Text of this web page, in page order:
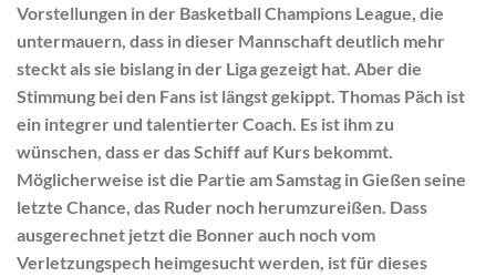
Vorstellungen in der Basketball Champions League, die
untermauern, dass in dieser Mannschaft deutlich mehr
steckt als sie bislang in der Liga gezeigt hat. Aber die
Stimmung bei den Fans ist längst gekippt. Thomas Päch ist
ein integrer und talentierter Coach. Es ist ihm zu
wünschen, dass er das Schiff auf Kurs bekommt.
Möglicherweise ist die Partie am Samstag in Gießen seine
letzte Chance, das Ruder noch herumzureißen. Dass
ausgerechnet jetzt die Bonner auch noch vom
Verletzungspech heimgesucht werden, ist für dieses